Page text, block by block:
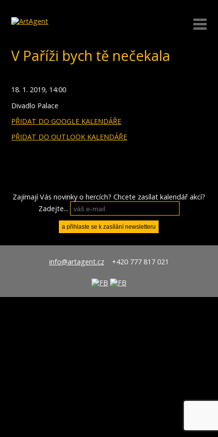
V Paříži bych tě nečekala
18. 1. 2019, 14:00
Divadlo Palace
PŘIDAT DO GOOGLE KALENDÁŘE
PŘIDAT DO OUTLOOK KALENDÁŘE
Zajímají Vás novinky o hercích? Chcete zasílat kalendář akcí?
Zadejte...
info@artagent.cz+420 777 817 021